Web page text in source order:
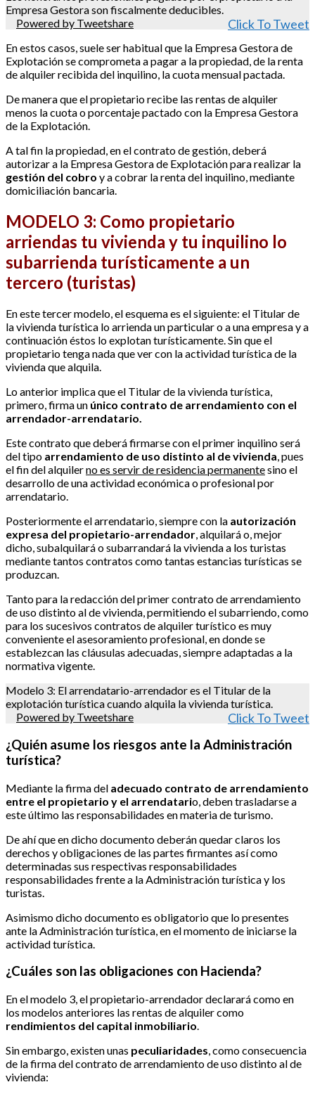
Empresa Gestora son fiscalmente deducibles.
Powered by Tweetshare
Click To Tweet
En estos casos, suele ser habitual que la Empresa Gestora de
Explotación se comprometa a pagar a la propiedad, de la renta
de alquiler recibida del inquilino, la cuota mensual pactada.
De manera que el propietario recibe las rentas de alquiler
menos la cuota o porcentaje pactado con la Empresa Gestora
de la Explotación.
A tal fin la propiedad, en el contrato de gestión, deberá
autorizar a la Empresa Gestora de Explotación para realizar la
gestión del cobro y a cobrar la renta del inquilino, mediante
domiciliación bancaria.
MODELO 3: Como propietario
arriendas tu vivienda y tu inquilino lo
subarrienda turísticamente a un
tercero (turistas)
En este tercer modelo, el esquema es el siguiente: el Titular de
la vivienda turística lo arrienda un particular o a una empresa y a
continuación éstos lo explotan turísticamente. Sin que el
propietario tenga nada que ver con la actividad turística de la
vivienda que alquila.
Lo anterior implica que el Titular de la vivienda turística,
primero, firma un único contrato de arrendamiento con el
arrendador-arrendatario.
Este contrato que deberá firmarse con el primer inquilino será
del tipo arrendamiento de uso distinto al de vivienda, pues
el fin del alquilerno es servir de residencia permanentesino el
desarrollo de una actividad económica o profesional por
arrendatario.
Posteriormente el arrendatario, siempre con la autorización
expresa del propietario-arrendador, alquilará o, mejor
dicho, subalquilará o subarrandará la vivienda a los turistas
mediante tantos contratos como tantas estancias turísticas se
produzcan.
Tanto para la redacción del primer contrato de arrendamiento
de uso distinto al de vivienda, permitiendo el subarriendo, como
para los sucesivos contratos de alquiler turístico es muy
conveniente el asesoramiento profesional, en donde se
establezcan las cláusulas adecuadas, siempre adaptadas a la
normativa vigente.
Modelo 3: El arrendatario-arrendador es el Titular de la
explotación turística cuando alquila la vivienda turística.
Powered by Tweetshare
Click To Tweet
¿Quién asume los riesgos ante la Administración
turística?
Mediante la firma del adecuado contrato de arrendamiento
entre el propietario y el arrendatario, deben trasladarse a
este último las responsabilidades en materia de turismo.
De ahí que en dicho documento deberán quedar claros los
derechos y obligaciones de las partes firmantes así como
determinadas sus respectivas responsabilidades
responsabilidades frente a la Administración turística y los
turistas.
Asimismo dicho documento es obligatorio que lo presentes
ante la Administración turística, en el momento de iniciarse la
actividad turística.
¿Cuáles son las obligaciones con Hacienda?
En el modelo 3, el propietario-arrendador declarará como en
los modelos anteriores las rentas de alquiler como
rendimientos del capital inmobiliario.
Sin embargo, existen unas peculiaridades, como consecuencia
de la firma del contrato de arrendamiento de uso distinto al de
vivienda: